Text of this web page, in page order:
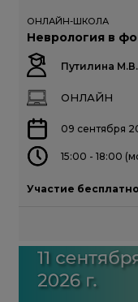
ОНЛАЙН-ШКОЛА
Неврология в
Путилина М.В.
ОНЛАЙН
09 сентября
15:00 - 18:00
Участие